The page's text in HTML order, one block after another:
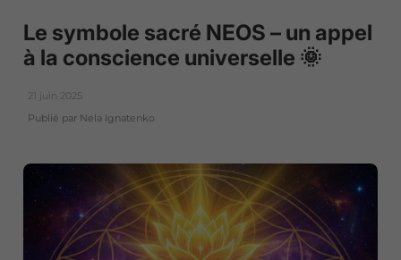
Le symbole sacré NEOS – un appel
à la conscience universelle 🌞
21 juin 2025
Publié par Nela Ignatenko